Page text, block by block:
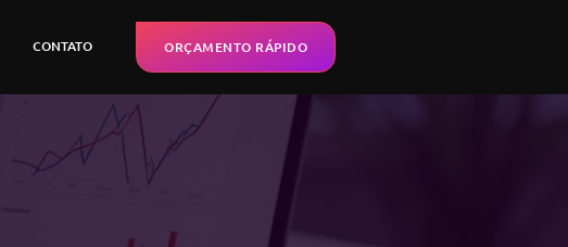
CONTATO ORÇAMENTO RÁPIDO